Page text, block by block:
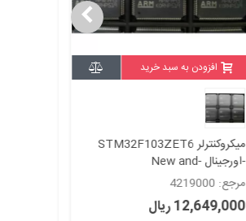
افزودن به سبد خرید
میکروکنترلر STM32F103ZET6
-اورجینال -New and
original+گارانتی
مرجع: 4219000
12,649,000 ریال